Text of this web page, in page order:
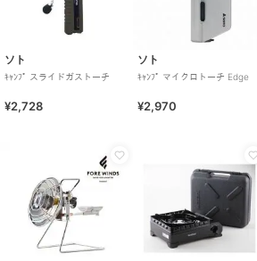
ソト
ｷｬﾝﾌﾟ スライドガストーチ
¥2,728
ソト
ｷｬﾝﾌﾟ マイクロトーチ Edge
¥2,970